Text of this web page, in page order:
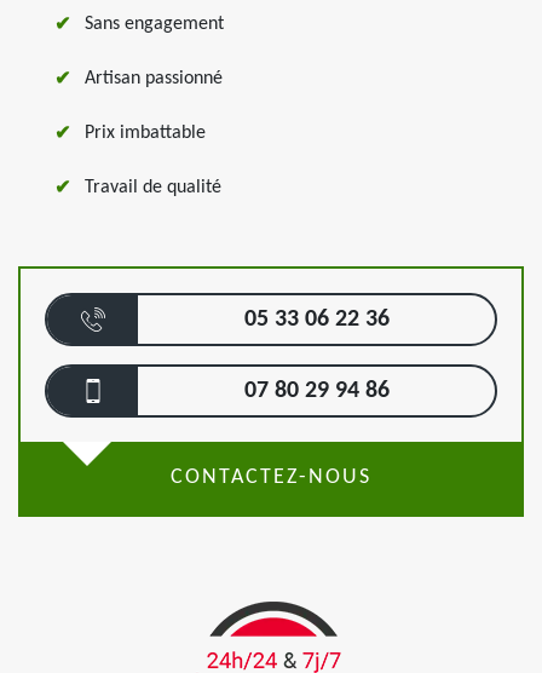
Sans engagement
Artisan passionné
Prix imbattable
Travail de qualité
05 33 06 22 36
07 80 29 94 86
CONTACTEZ-NOUS